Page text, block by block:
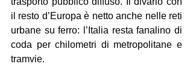
il resto d’Europa è netto anche nelle reti
urbane su ferro: l’Italia resta fanalino di
coda per chilometri di metropolitane e
tramvie.